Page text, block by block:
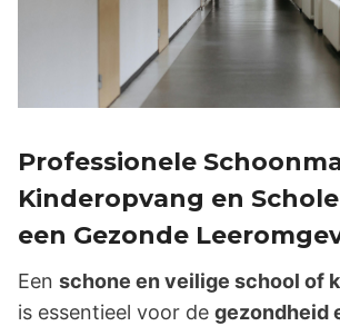
Professionele
Kinderopvang en
een Gezonde
Een schone en veilige school of
is essentieel voor de gezondheid